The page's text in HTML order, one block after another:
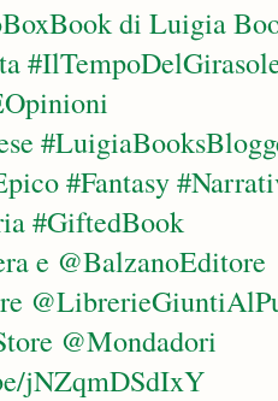
di Luigia
#Fantasy
#GiftedBook
e @BalzanoEditore
@Mondadori
jNZqmDSdIxY